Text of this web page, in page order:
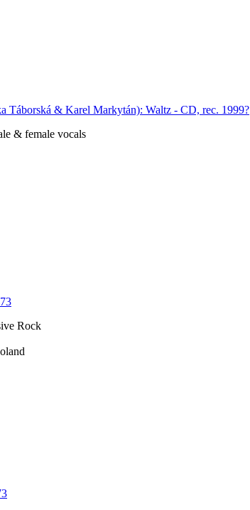
Táborská & Karel Markytán): Waltz - CD, rec. 1999?
& female vocals
Rock